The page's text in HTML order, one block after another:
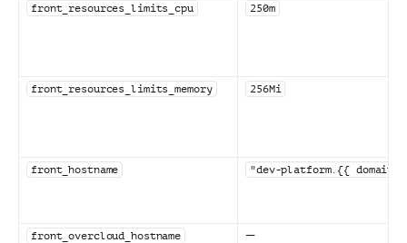
front_resources_limits_cpu 250m
front_resources_limits_memory 256Mi
front_hostname "dev-platform.{{ domain
front_overcloud_hostname —